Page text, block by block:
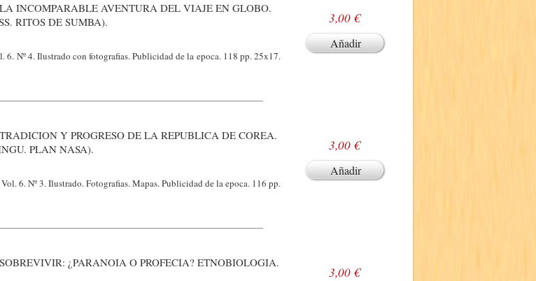
INCOMPARABLE AVENTURA DEL VIAJE EN GLOBO.
RITOS DE SUMBA).
Nº 4. Ilustrado con fotografias. Publicidad de la epoca. 118 pp. 25x17.
3,00 €
Añadir
Y PROGRESO DE LA REPUBLICA DE COREA.
PLAN NASA).
6. Nº 3. Ilustrado. Fotografias. Mapas. Publicidad de la epoca. 116 pp.
3,00 €
Añadir
¿PARANOIA O PROFECIA? ETNOBIOLOGIA.
3,00 €